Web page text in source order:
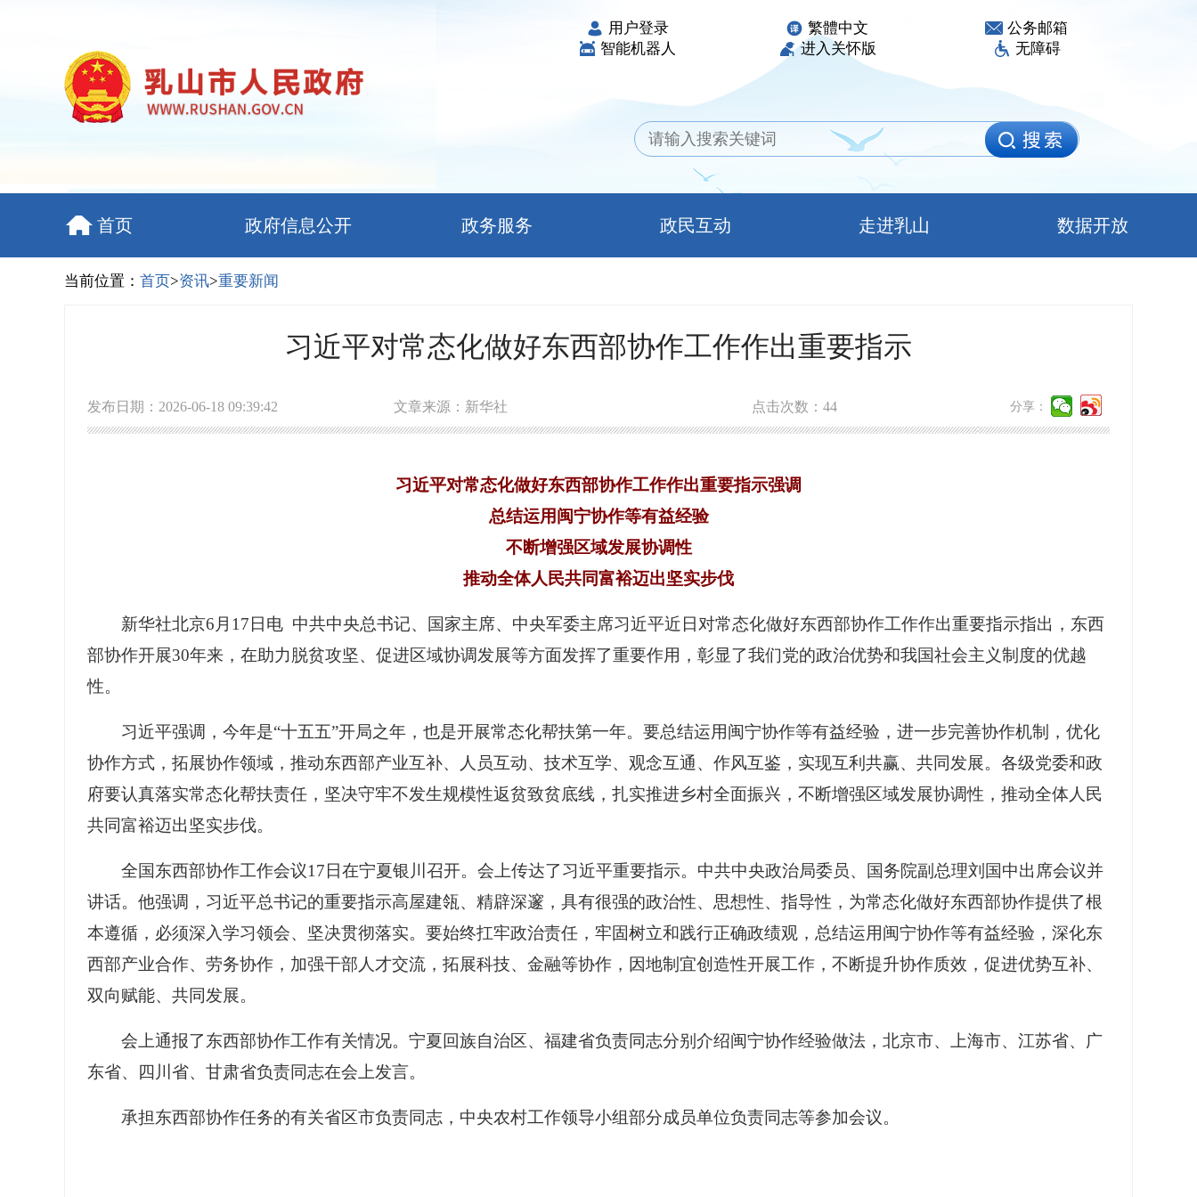
用户登录 繁體中文
公务邮箱
智能机器人
进入关怀版 无障碍
首页 政府信息公开 政务服务 政民互动 走进乳山 数据开放
当前位置： 首页>资讯>重要新闻
习近平对常态化做好东西部协作工作作出重要指示
发布日期：2026-06-18 09:39:42 文章来源：新华社 点击次数：44 分享：
习近平对常态化做好东西部协作工作作出重要指示强调
总结运用闽宁协作等有益经验
不断增强区域发展协调性
推动全体人民共同富裕迈出坚实步伐
新华社北京6月17日电 中共中央总书记、国家主席、中央军委主席习近平近日对常态化做好东西部协作工作作出重要指示指出，东西
部协作开展30年来，在助力脱贫攻坚、促进区域协调发展等方面发挥了重要作用，彰显了我们党的政治优势和我国社会主义制度的优越
性。
习近平强调，今年是“十五五”开局之年，也是开展常态化帮扶第一年。要总结运用闽宁协作等有益经验，进一步完善协作机制，优化
协作方式，拓展协作领域，推动东西部产业互补、人员互动、技术互学、观念互通、作风互鉴，实现互利共赢、共同发展。各级党委和政
府要认真落实常态化帮扶责任，坚决守牢不发生规模性返贫致贫底线，扎实推进乡村全面振兴，不断增强区域发展协调性，推动全体人民
共同富裕迈出坚实步伐。
全国东西部协作工作会议17日在宁夏银川召开。会上传达了习近平重要指示。中共中央政治局委员、国务院副总理刘国中出席会议并
讲话。他强调，习近平总书记的重要指示高屋建瓴、精辟深邃，具有很强的政治性、思想性、指导性，为常态化做好东西部协作提供了根
本遵循，必须深入学习领会、坚决贯彻落实。要始终扛牢政治责任，牢固树立和践行正确政绩观，总结运用闽宁协作等有益经验，深化东
西部产业合作、劳务协作，加强干部人才交流，拓展科技、金融等协作，因地制宜创造性开展工作，不断提升协作质效，促进优势互补、
双向赋能、共同发展。
会上通报了东西部协作工作有关情况。宁夏回族自治区、福建省负责同志分别介绍闽宁协作经验做法，北京市、上海市、江苏省、广
东省、四川省、甘肃省负责同志在会上发言。
承担东西部协作任务的有关省区市负责同志，中央农村工作领导小组部分成员单位负责同志等参加会议。